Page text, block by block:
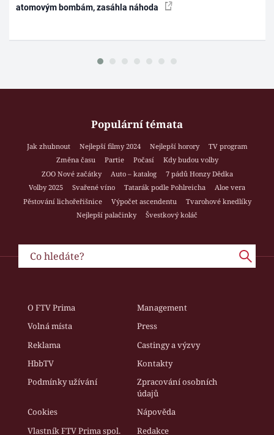
atomovým bombám, zasáhla náhoda
Populární témata
Jak zhubnout Nejlepší filmy 2024 Nejlepší horory
TV program
Změna času
Partie Počasí
Kdy budou volby
ZOO Nové začátky
Auto – katalog
7 pádů Honzy Dědka
Volby 2025
Svařené víno Tatarák podle Pohlreicha
Aloe vera
Pěstování lichořeřišnice
Výpočet ascendentu
Tvarohové knedlíky
Nejlepší palačinky
Švestkový koláč
O FTV Prima
Management
Volná místa
Press
Reklama
Castingy a výzvy
HbbTV
Kontakty
Podmínky užívání
Zpracování osobních
údajů
Cookies
Nápověda
Vlastník FTV Prima spol.
Redakce